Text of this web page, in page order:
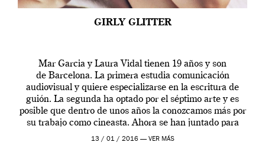
GIRLY GLITTER
Mar Garcia y Laura Vidal tienen 19 años y son
de Barcelona. La primera estudia comunicación
audiovisual y quiere especializarse en la escritura de
guión. La segunda ha optado por el séptimo arte y es
posible que dentro de unos años la conozcamos más por
su trabajo como cineasta. Ahora se han juntado para
contarnos una […]
13 / 01 / 2016 — VER MÁS